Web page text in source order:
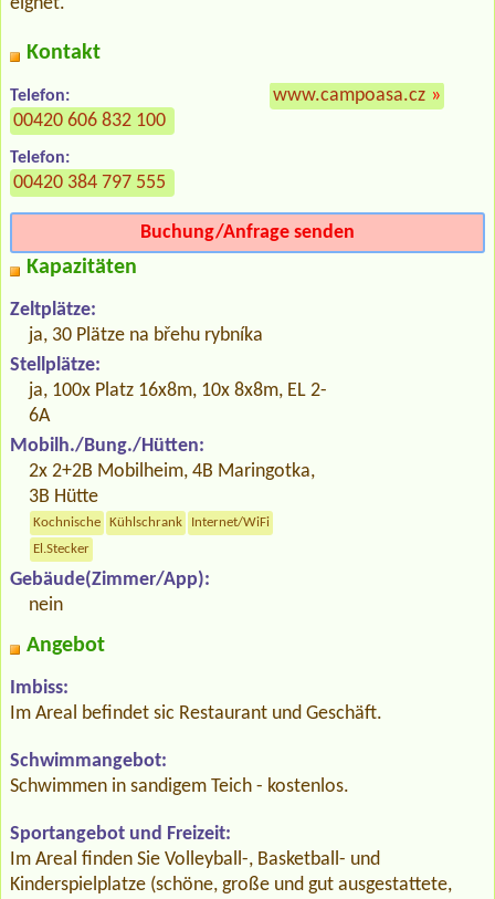
eignet.
Kontakt
Telefon:
00420 606 832 100
Telefon:
00420 384 797 555
www.campoasa.cz »
Buchung/Anfrage senden
Kapazitäten
Zeltplätze:
ja, 30 Plätze na břehu rybníka
Stellplätze:
ja, 100x Platz 16x8m, 10x 8x8m, EL 2-
6A
Mobilh./Bung./Hütten:
2x 2+2B Mobilheim, 4B Maringotka,
3B Hütte
Kochnische Kühlschrank
Internet/WiFi
El.Stecker
Gebäude(Zimmer/App):
nein
Angebot
Imbiss:
Im Areal befindet sic Restaurant und Geschäft.
Schwimmangebot:
Schwimmen in sandigem Teich - kostenlos.
Sportangebot und Freizeit:
Im Areal finden Sie Volleyball-, Basketball- und
Kinderspielplatze (schöne, große und gut ausgestattete,